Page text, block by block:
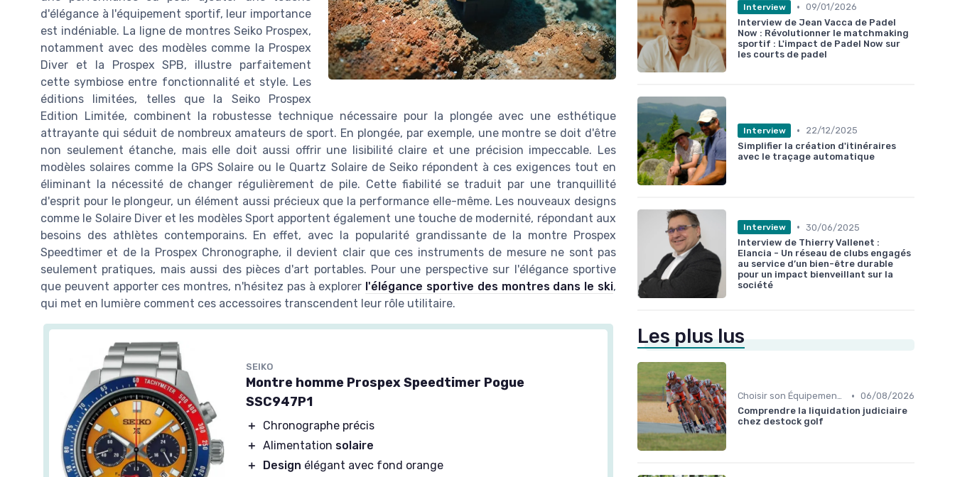
d'élégance à l'équipement sportif, leur importance
est indéniable. La ligne de montres Seiko Prospex,
notamment avec des modèles comme la Prospex
Diver et la Prospex SPB, illustre parfaitement
cette symbiose entre fonctionnalité et style. Les
éditions limitées, telles que la Seiko Prospex
Edition Limitée, combinent la robustesse technique nécessaire pour la plongée avec une esthétique
attrayante qui séduit de nombreux amateurs de sport. En plongée, par exemple, une montre se doit d'être
non seulement étanche, mais elle doit aussi offrir une lisibilité claire et une précision impeccable. Les
modèles solaires comme la GPS Solaire ou le Quartz Solaire de Seiko répondent à ces exigences tout en
éliminant la nécessité de changer régulièrement de pile. Cette fiabilité se traduit par une tranquillité
d'esprit pour le plongeur, un élément aussi précieux que la performance elle-même. Les nouveaux designs
comme le Solaire Diver et les modèles Sport apportent également une touche de modernité, répondant aux
besoins des athlètes contemporains. En effet, avec la popularité grandissante de la montre Prospex
Speedtimer et de la Prospex Chronographe, il devient clair que ces instruments de mesure ne sont pas
seulement pratiques, mais aussi des pièces d'art portables. Pour une perspective sur l'élégance sportive
que peuvent apporter ces montres, n'hésitez pas à explorer l'élégance sportive des montres dans le ski,
qui met en lumière comment ces accessoires transcendent leur rôle utilitaire.
SEIKO
Montre homme Prospex Speedtimer Pogue
SSC947P1
＋
Chronographe précis
＋ Alimentation solaire
＋
Design élégant avec fond orange
Interview • 09/01/2026
Interview de Jean Vacca de Padel
Now : Révolutionner le matchmaking
sportif : L'impact de Padel Now sur
les courts de padel
Interview •
22/12/2025
Simplifier la création d'itinéraires
avec le traçage automatique
Interview • 30/06/2025
Interview de Thierry Vallenet :
Elancia - Un réseau de clubs engagés
au service d’un bien-être durable
pour un impact bienveillant sur la
société
Les plus lus
Choisir son Équipement Sportif • 06/08/2026
Comprendre la liquidation judiciaire
chez destock golf